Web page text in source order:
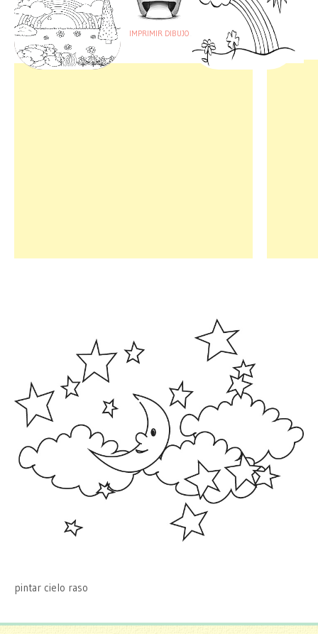
IMPRIMIR DIBUJO
pintar cielo raso